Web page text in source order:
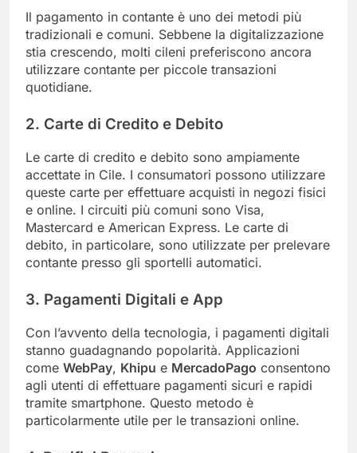
Il pagamento in contante è uno dei metodi più
tradizionali e comuni. Sebbene la digitalizzazione
stia crescendo, molti cileni preferiscono ancora
utilizzare contante per piccole transazioni
quotidiane.
2. Carte di Credito e Debito
Le carte di credito e debito sono ampiamente
accettate in Cile. I consumatori possono utilizzare
queste carte per effettuare acquisti in negozi fisici
e online. I circuiti più comuni sono Visa,
Mastercard e American Express. Le carte di
debito, in particolare, sono utilizzate per prelevare
contante presso gli sportelli automatici.
3. Pagamenti Digitali e App
Con l’avvento della tecnologia, i pagamenti digitali
stanno guadagnando popolarità. Applicazioni
come WebPay, Khipu e MercadoPago consentono
agli utenti di effettuare pagamenti sicuri e rapidi
tramite smartphone. Questo metodo è
particolarmente utile per le transazioni online.